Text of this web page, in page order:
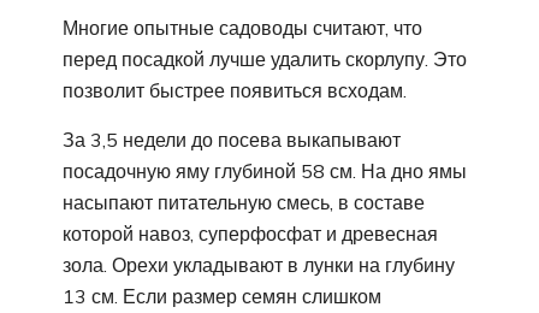
Многие опытные садоводы считают, что
перед посадкой лучше удалить скорлупу. Это
позволит быстрее появиться всходам.
За 3,5 недели до посева выкапывают
посадочную яму глубиной 58 см. На дно ямы
насыпают питательную смесь, в составе
которой навоз, суперфосфат и древесная
зола. Орехи укладывают в лунки на глубину
13 см. Если размер семян слишком